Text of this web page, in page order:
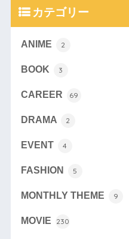
カテゴリー
ANIME 2
BOOK 3
CAREER 69
DRAMA 2
EVENT 4
FASHION 5
MONTHLY THEME 9
MOVIE 230